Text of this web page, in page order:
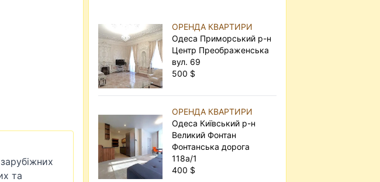
та
ОРЕНДА КВАРТИРИ
Одеса Приморський р-н
Центр Преображенська
вул. 69
500 $
ОРЕНДА КВАРТИРИ
Одеса Київський р-н
Великий Фонтан
Фонтанська дорога
118а/1
400 $